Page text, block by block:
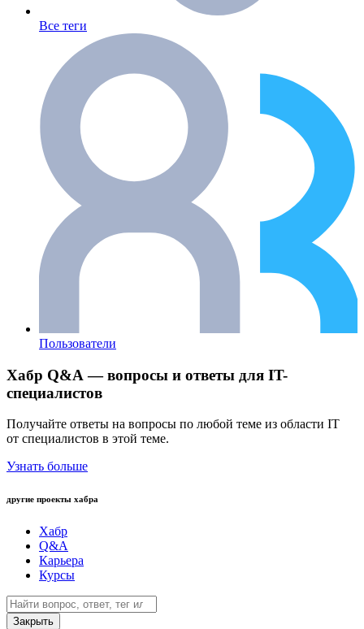
Все теги
Пользователи
Хабр Q&A — вопросы и ответы для IT-
специалистов
Получайте ответы на вопросы по любой теме из области IT
от специалистов в этой теме.
Узнать больше
другие проекты хабра
Хабр
Q&A
Карьера
Курсы
Закрыть